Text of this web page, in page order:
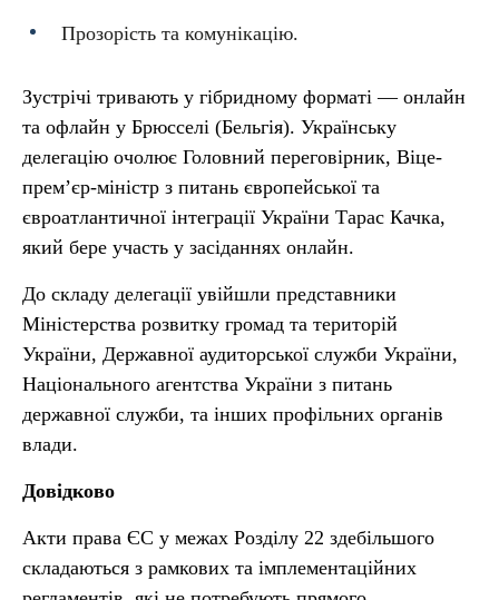
Прозорість та комунікацію.
Зустрічі тривають у гібридному форматі — онлайн
та офлайн у Брюсселі (Бельгія). Українську
делегацію очолює Головний переговірник, Віце-
прем’єр-міністр з питань європейської та
євроатлантичної інтеграції України Тарас Качка,
який бере участь у засіданнях онлайн.
До складу делегації увійшли представники
Міністерства розвитку громад та територій
України, Державної аудиторської служби України,
Національного агентства України з питань
державної служби, та інших профільних органів
влади.
Довідково
Акти права ЄС у межах Розділу 22 здебільшого
складаються з рамкових та імплементаційних